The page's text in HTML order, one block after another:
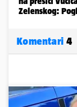
Komentari 4